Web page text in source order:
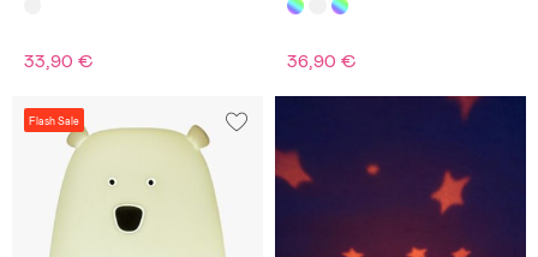
33,90 € 36,90 €
Flash Sale